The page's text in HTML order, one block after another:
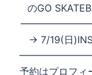
のGO
→ 7/19(日
予約はプロフィ